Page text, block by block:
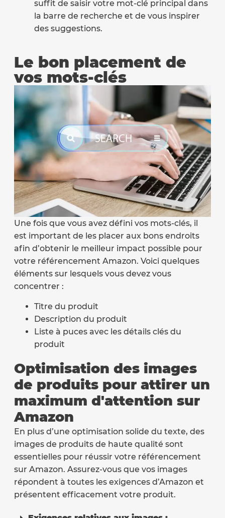
suffit de saisir votre mot-clé principal dans
la barre de recherche et de vous inspirer
des suggestions.
Le bon placement de
vos mots-clés
Une fois que vous avez défini vos mots-clés, il
est important de les placer aux bons endroits
afin d’obtenir le meilleur impact possible pour
votre référencement Amazon. Voici quelques
éléments sur lesquels vous devez vous
concentrer :
Titre du produit
Description du produit
Liste à puces avec les détails clés du
produit
Optimisation des images
de produits pour attirer un
maximum d'attention sur
Amazon
En plus d’une optimisation solide du texte, des
images de produits de haute qualité sont
essentielles pour réussir votre référencement
sur Amazon. Assurez-vous que vos images
répondent à toutes les exigences d’Amazon et
présentent efficacement votre produit.